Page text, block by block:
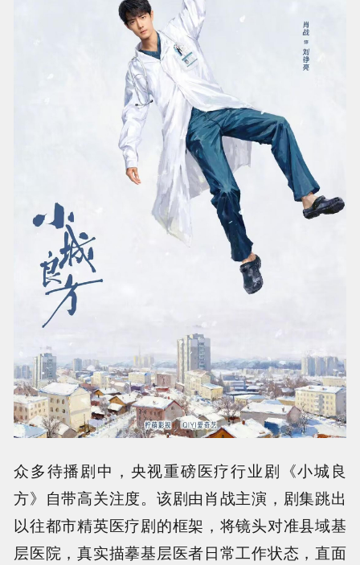
众多待播剧中，央视重磅医疗行业剧《小城良
方》自带高关注度。该剧由肖战主演，剧集跳出
以往都市精英医疗剧的框架，将镜头对准县域基
层医院，真实描摹基层医者日常工作状态，直面